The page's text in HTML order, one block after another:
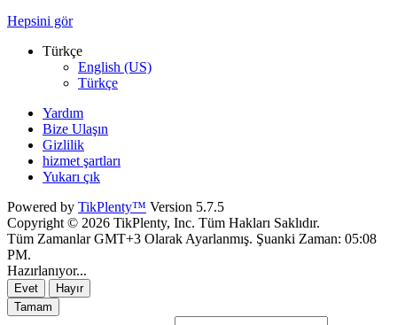
Hepsini gör
Türkçe
English (US)
Türkçe
Yardım
Bize Ulaşın
Gizlilik
hizmet şartları
Yukarı çık
Powered by TikPlenty™ Version 5.7.5
Copyright © 2026 TikPlenty, Inc. Tüm Hakları Saklıdır.
Tüm Zamanlar GMT+3 Olarak Ayarlanmış. Şuanki Zaman: 05:08
PM.
Hazırlanıyor...
Evet
Hayır
Tamam